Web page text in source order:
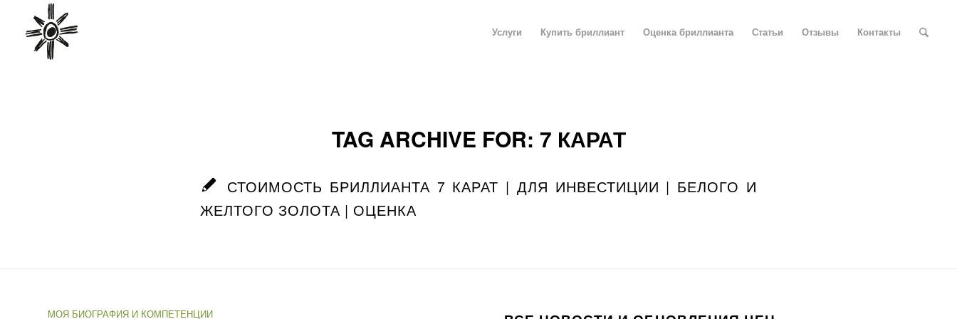
Услуги Купить бриллиант Оценка бриллианта Статьи Отзывы Контакты
TAG ARCHIVE FOR: 7 КАРАТ
СТОИМОСТЬ БРИЛЛИАНТА 7 КАРАТ | ДЛЯ ИНВЕСТИЦИИ | БЕЛОГО И
ЖЕЛТОГО ЗОЛОТА | ОЦЕНКА
МОЯ БИОГРАФИЯ И КОМПЕТЕНЦИИ